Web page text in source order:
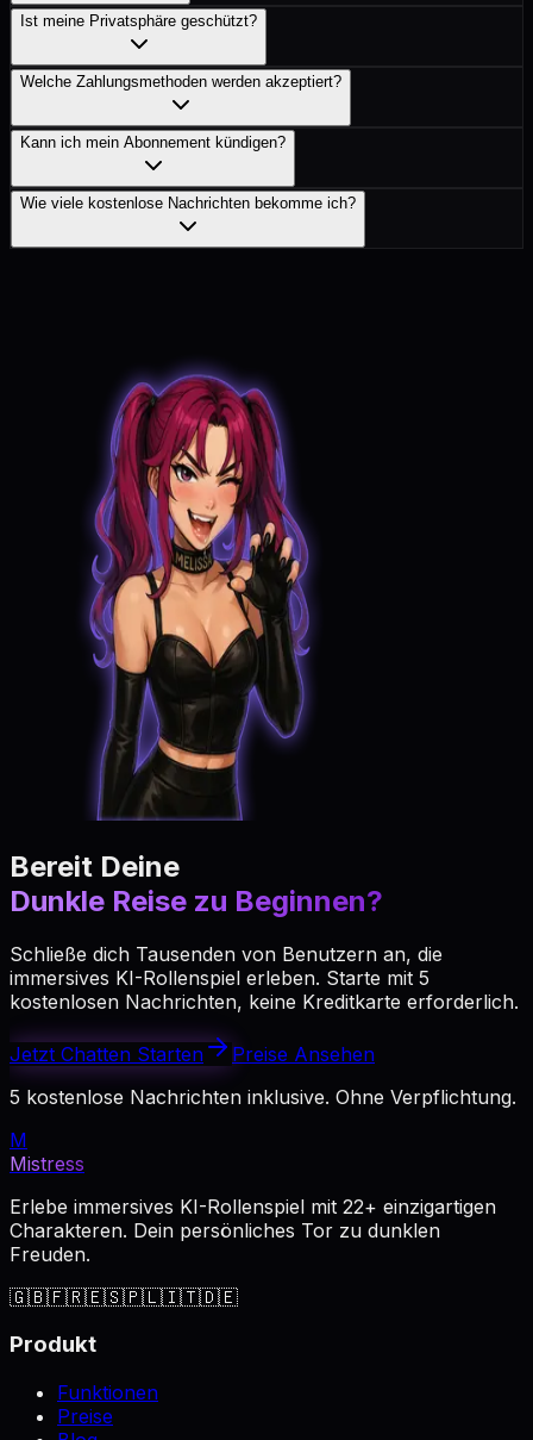
Ist meine Privatsphäre geschützt?
Welche Zahlungsmethoden werden akzeptiert?
Kann ich mein Abonnement kündigen?
Wie viele kostenlose Nachrichten bekomme ich?
Bereit Deine
Dunkle Reise zu Beginnen?
Schließe dich Tausenden von Benutzern an, die
immersives KI-Rollenspiel erleben. Starte mit 5
kostenlosen Nachrichten, keine Kreditkarte erforderlich.
Jetzt Chatten Starten
Preise Ansehen
5 kostenlose Nachrichten inklusive. Ohne Verpflichtung.
M
Mistress
Erlebe immersives KI-Rollenspiel mit 22+ einzigartigen
Charakteren. Dein persönliches Tor zu dunklen
Freuden.
🇬🇧🇫🇷🇪🇸🇵🇱🇮🇹🇩🇪
Produkt
Funktionen
Preise